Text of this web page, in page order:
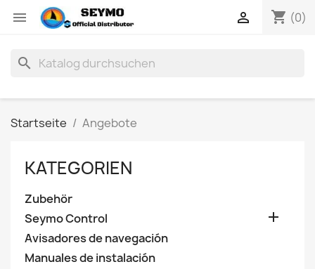
 shopping_cart (0)

search
Startseite Angebote
KATEGORIEN
Zubehör
Seymo Control

Avisadores de navegación
Manuales de instalación